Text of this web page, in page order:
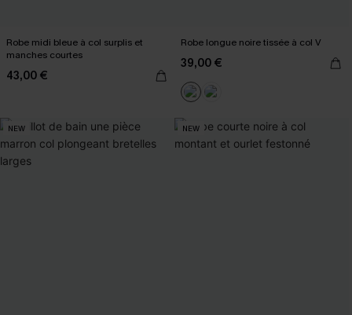
Robe midi bleue à col surplis et
manches courtes
43,00 €
Robe longue noire tissée à col V
39,00 €
NEW NEW